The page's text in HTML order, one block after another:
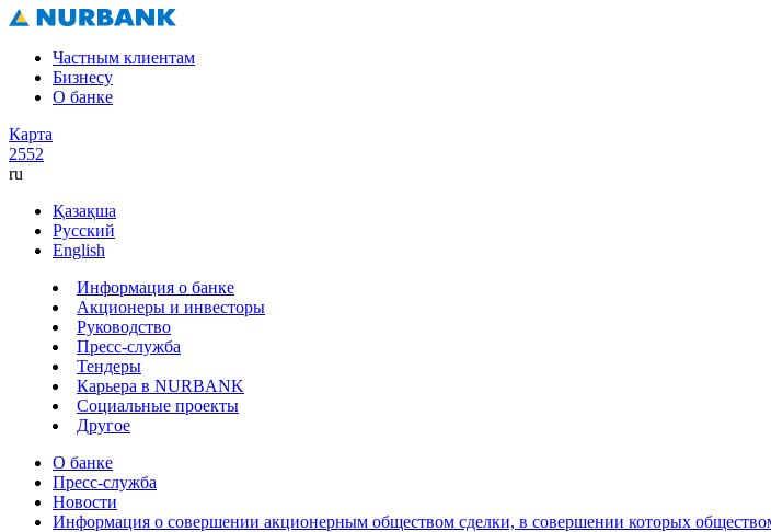
Частным клиентам
Бизнесу
О банке
Карта
2552
ru
Қазақша
Русский
English
Информация о банке
Акционеры и инвесторы
Руководство
Пресс-служба
Тендеры
Карьера в NURBANK
Социальные проекты
Другое
О банке
Пресс-служба
Новости
Информация о совершении акционерным обществом сделки, в совершении которых обществом